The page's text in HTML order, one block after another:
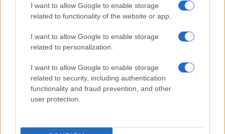
I want to allow Google to enable storage
related to functionality of the website or app.
I want to allow Google to enable storage
related to personalization.
I want to allow Google to enable storage
related to security, including authentication
functionality and fraud prevention, and other
user protection.